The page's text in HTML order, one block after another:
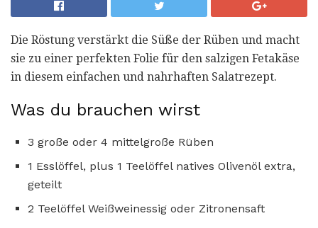
Die Röstung verstärkt die Süße der Rüben und macht
sie zu einer perfekten Folie für den salzigen Fetakäse
in diesem einfachen und nahrhaften Salatrezept.
Was du brauchen wirst
3 große oder 4 mittelgroße Rüben
1 Esslöffel, plus 1 Teelöffel natives Olivenöl extra,
geteilt
2 Teelöffel Weißweinessig oder Zitronensaft